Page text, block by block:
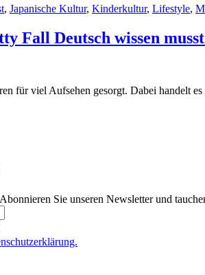
, Japanische Kultur, Kinderkultur, Lifestyle,
Fall Deutsch wissen
für viel Aufsehen gesorgt. Dabei handelt
Sie unseren Newsletter und